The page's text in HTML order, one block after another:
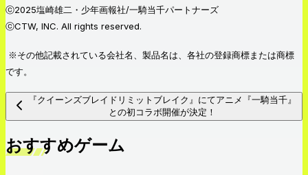
ⓒ2025塩崎雄二・少年画報社/一騎当千パートナーズ
ⓒCTW, INC. All rights reserved.
※その他記載されている会社名、製品名は、各社の登録商標または商標
です。
『クイーンズブレイドリミットブレイク』にてアニメ『一騎当千』
との初コラボ開催が決定！
おすすめゲーム